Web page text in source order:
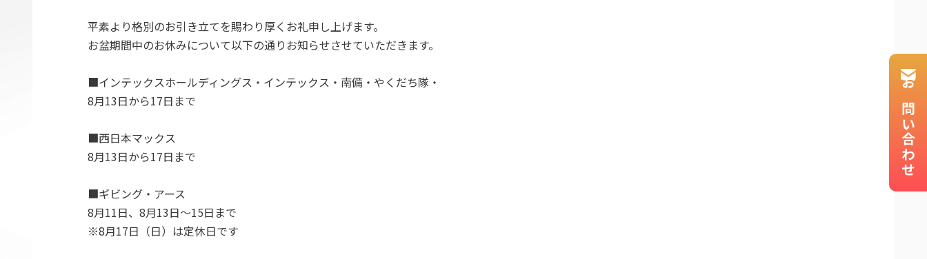
お問い合わせ
平素より格別のお引き立てを賜わり厚くお礼申し上げます。
お盆期間中のお休みについて以下の通りお知らせさせていただきます。
■インテックスホールディングス・インテックス・南備・やくだち隊・
8月13日から17日まで
■西日本マックス
8月13日から17日まで
■ギビング・アース
8月11日、8月13日～15日まで
※8月17日（日）は定休日です